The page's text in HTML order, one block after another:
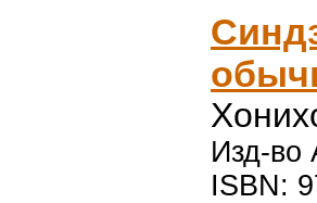
Изд-во
ISBN: